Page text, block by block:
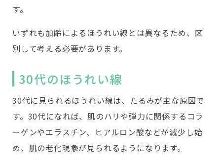
す。
いずれも加齢によるほうれい線とは異なるため、区
別して考える必要があります。
30代のほうれい線
30代に見られるほうれい線は、たるみが主な原因で
す。30代になれば、肌のハリや弾力に関係するコラ
ーゲンやエラスチン、ヒアルロン酸などが減少し始
め、肌の老化現象が見られるようになります。